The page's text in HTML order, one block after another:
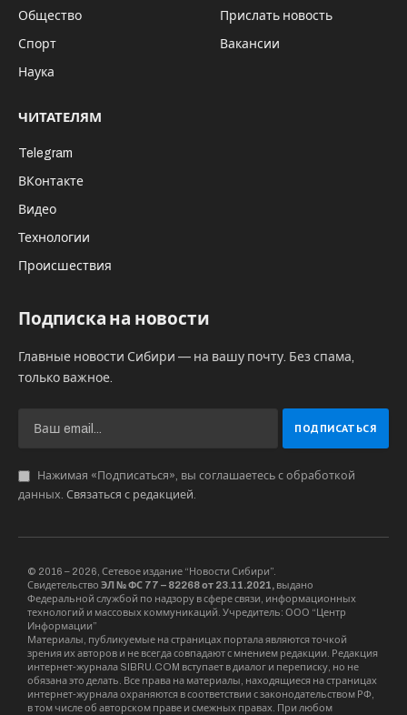
Общество
Спорт
Наука
Прислать новость
Вакансии
ЧИТАТЕЛЯМ
Telegram
ВКонтакте
Видео
Технологии
Происшествия
Подписка на новости
Главные новости Сибири — на вашу почту. Без спама,
только важное.
Нажимая «Подписаться», вы соглашаетесь с обработкой
данных. Связаться с редакцией.
© 2016 – 2026, Сетевое издание “Новости Сибири”.
Свидетельство ЭЛ № ФС 77 – 82268 от 23.11.2021, выдано
Федеральной службой по надзору в сфере связи, информационных
технологий и массовых коммуникаций. Учредитель: ООО “Центр
Информации”
Материалы, публикуемые на страницах портала являются точкой
зрения их авторов и не всегда совпадают с мнением редакции. Редакция
интернет-журнала SIBRU.COM вступает в диалог и переписку, но не
обязана это делать. Все права на материалы, находящиеся на страницах
интернет-журнала охраняются в соответствии с законодательством РФ,
в том числе об авторском праве и смежных правах. При любом